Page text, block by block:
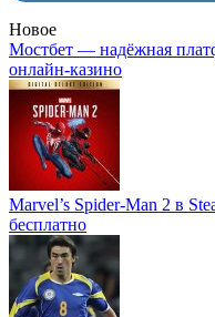
Новое
Мостбет — надёжная
онлайн-казино
Marvel’s Spider-Man 2 в
бесплатно